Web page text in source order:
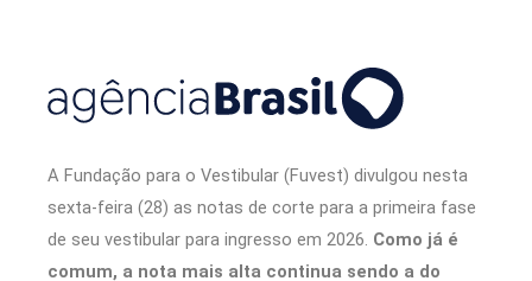
A Fundação para o Vestibular (Fuvest) divulgou nesta
sexta-feira (28) as notas de corte para a primeira fase
de seu vestibular para ingresso em 2026. Como já é
comum, a nota mais alta continua sendo a do